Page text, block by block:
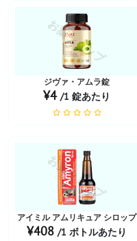
お薬ショップ
ジヴァ・アムラ錠
¥4 /1 錠あたり
お薬ショップ
アイミル アムリキュア シロップ
¥408 /1 ボトルあたり